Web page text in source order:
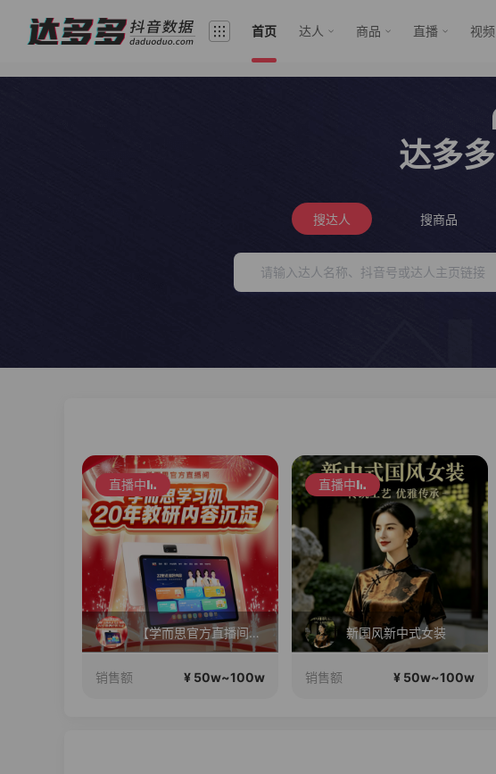
首页 达人 商品 直播 视频
达多多
搜达人 搜商品
直播中
【学而思官方直播间】孩子第一台AI学习机！高性价比爆款，升级AI辅导！
销售额 ¥ 50w~100w
直播中
新国风新中式女装
销售额 ¥ 50w~100w